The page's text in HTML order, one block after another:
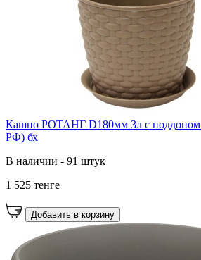
Кашпо РОТАНГ D180мм 3л с
РФ) бх
В наличии - 91 штук
1 525 тенге
Добавить в корзину